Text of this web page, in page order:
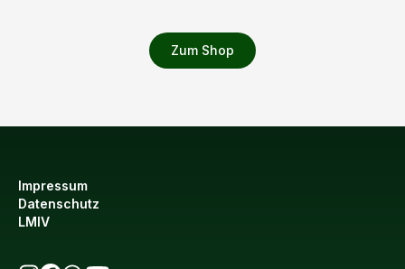
Zum Shop
Impressum
Datenschutz
LMIV